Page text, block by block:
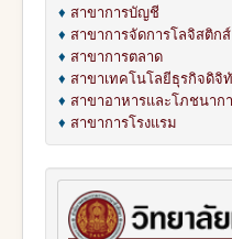
♦ สาขาการบัญชี
♦ สาขาการจัดการโลจิสติกส์
♦ สาขาการตลาด
♦ สาขาเทคโนโลยีธุรกิจดิจิ
♦ สาขาอาหารและโภชนาก
♦ สาขาการโรงแรม